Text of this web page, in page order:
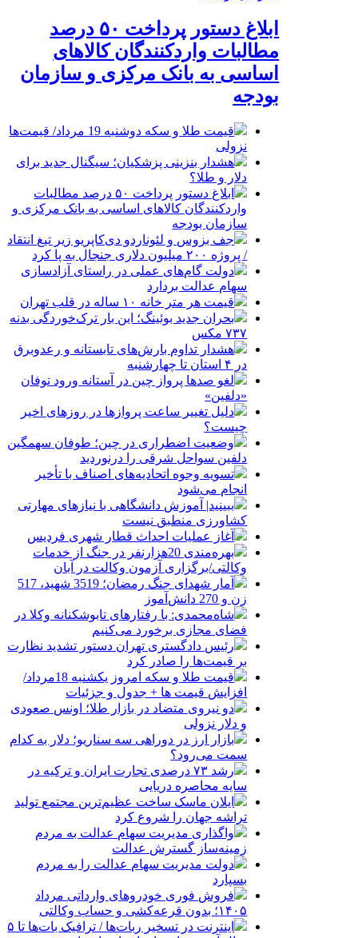
ابلاغ دستور پرداخت ۵۰ درصد
مطالبات واردکنندگان کالاهای
اساسی به بانک مرکزی و سازمان
بودجه
قیمت طلا و سکه دوشنبه 19 مرداد/ قیمت‌ها
نزولی
هشدار بنزینی پزشکیان؛ سیگنال جدید برای
دلار و طلا؟
ابلاغ دستور پرداخت ۵۰ درصد مطالبات
واردکنندگان کالاهای اساسی به بانک مرکزی و
سازمان بودجه
جف بزوس و لئوناردو دی‌کاپریو زیر تیغ انتقاد
/ پروژه ۲۰۰ میلیون دلاری جنجال به پا کرد
دولت گام‌های عملی در راستای آزادسازی
سهام عدالت بردارد
قیمت هر متر خانه ۱۰ ساله در قلب تهران
بحران جدید بوئینگ؛ این بار ترک‌خوردگی بدنه
۷۳۷ مکس
هشدار تداوم بارش‌های تابستانه و رعدوبرق
در ۴ استان تا چهارشنبه
لغو صدها پرواز چین در آستانه ورود توفان
«دلفین»
دلیل تغییر ساعت پروازها در روزهای اخیر
چیست؟
وضعیت اضطراری در چین؛ طوفان سهمگین
دلفین سواحل شرقی را درنوردید
تسویه وجوه اتحادیه‌های اصناف با تأخیر
انجام می‌شود
ببینید| آموزش دانشگاهی با نیازهای مهارتی
کشاورزی منطبق نیست
آغاز عملیات احداث قطار شهری فردیس
بهره‌مندی 20هزارنفر در جنگ از خدمات
وکالتی/برگزاری آزمون وکالت در آبان
آمار شهدای جنگ رمضان؛ 3519 شهید، 517
زن و 270 دانش‌آموز
شاه‌محمدی: با رفتارهای تابوشکنانه وکلا در
فضای مجازی برخورد می‌کنیم
رئیس دادگستری تهران دستور تشدید نظارت
بر قیمت‌ها را صادر کرد
قیمت طلا و سکه امروز یکشنبه 18مرداد/
افزایش قیمت ها + جدول و جزئیات
دو نیروی متضاد در بازار طلا؛ اونس صعودی
و دلار نزولی
بازار ارز در دوراهی سه سناریو؛ دلار به کدام
سمت می‌رود؟
رشد ۷۳ درصدی تجارت ایران و ترکیه در
سایه محاصره دریایی
ایلان ماسک ساخت عظیم‌ترین مجتمع تولید
تراشه جهان را شروع کرد
واگذاری مدیریت سهام عدالت به مردم
زمینه‌ساز گسترش عدالت
دولت مدیریت سهام عدالت را به مردم
بسپارد
فروش فوری خودروهای وارداتی مرداد
۱۴۰۵؛ بدون قرعه‌کشی و حساب وکالتی
اینترنت در تسخیر ربات‌ها / ترافیک بات‌ها تا ۵